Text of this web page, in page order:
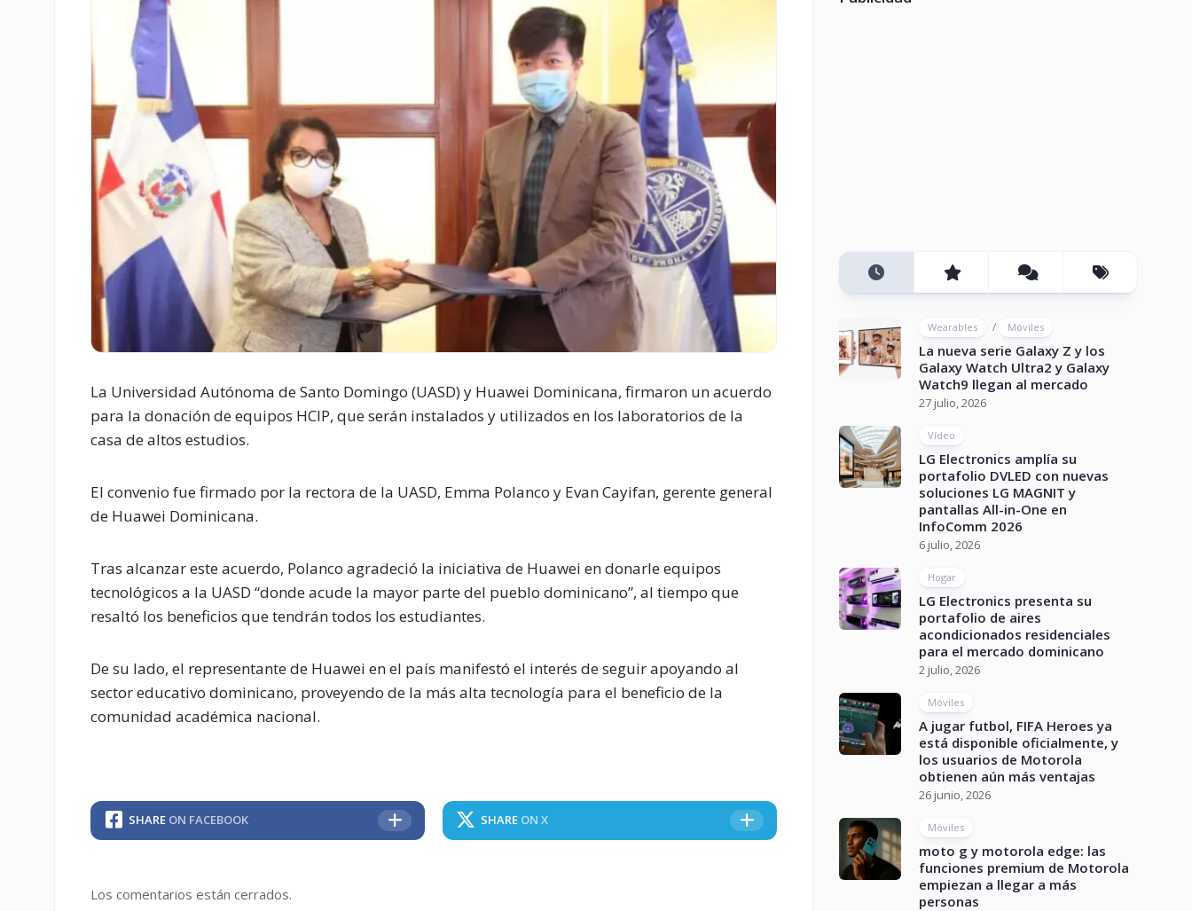
La Universidad Autónoma de Santo Domingo (UASD) y Huawei Dominicana, firmaron un acuerdo
para la donación de equipos HCIP, que serán instalados y utilizados en los laboratorios de la
casa de altos estudios.
El convenio fue firmado por la rectora de la UASD, Emma Polanco y Evan Cayifan, gerente general
de Huawei Dominicana.
Tras alcanzar este acuerdo, Polanco agradeció la iniciativa de Huawei en donarle equipos
tecnológicos a la UASD “donde acude la mayor parte del pueblo dominicano”, al tiempo que
resaltó los beneficios que tendrán todos los estudiantes.
De su lado, el representante de Huawei en el país manifestó el interés de seguir apoyando al
sector educativo dominicano, proveyendo de la más alta tecnología para el beneficio de la
comunidad académica nacional.
SHARE ON FACEBOOK SHARE ON X
Los comentarios están cerrados.
Wearables / Móviles
La nueva serie Galaxy Z y los
Galaxy Watch Ultra2 y Galaxy
Watch9 llegan al mercado
27 julio, 2026
Vídeo
LG Electronics amplía su
portafolio DVLED con nuevas
soluciones LG MAGNIT y
pantallas All-in-One en
InfoComm 2026
6 julio, 2026
Hogar
LG Electronics presenta su
portafolio de aires
acondicionados residenciales
para el mercado dominicano
2 julio, 2026
Móviles
A jugar futbol, FIFA Heroes ya
está disponible oficialmente, y
los usuarios de Motorola
obtienen aún más ventajas
26 junio, 2026
Móviles
moto g y motorola edge: las
funciones premium de Motorola
empiezan a llegar a más
personas